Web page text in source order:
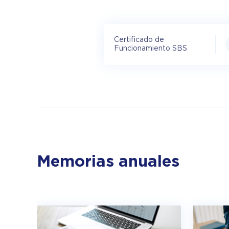
Certificado de
Funcionamiento SBS
Memorias anuales